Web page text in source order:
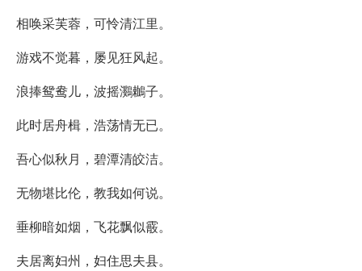
相唤采芙蓉，可怜清江里。
游戏不觉暮，屡见狂风起。
浪捧鸳鸯儿，波摇鸂鶒子。
此时居舟楫，浩荡情无已。
吾心似秋月，碧潭清皎洁。
无物堪比伦，教我如何说。
垂柳暗如烟，飞花飘似霰。
夫居离妇州，妇住思夫县。